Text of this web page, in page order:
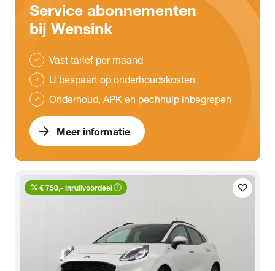
Service abonnementen
bij Wensink
check Vast tarief per maand
check U bespaart op onderhoudskosten
check Onderhoud, APK en pechhulp inbegrepen
arrow_forward Meer informatie
favorite
percent € 750,- inruilvoordeelhelp_outline